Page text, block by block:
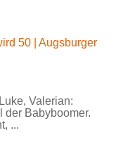
50 | Augsburger
Valerian:
der Babyboomer.
...